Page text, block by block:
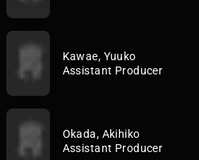
Kawae, Yuuko
Assistant Producer
Okada, Akihiko
Assistant Producer